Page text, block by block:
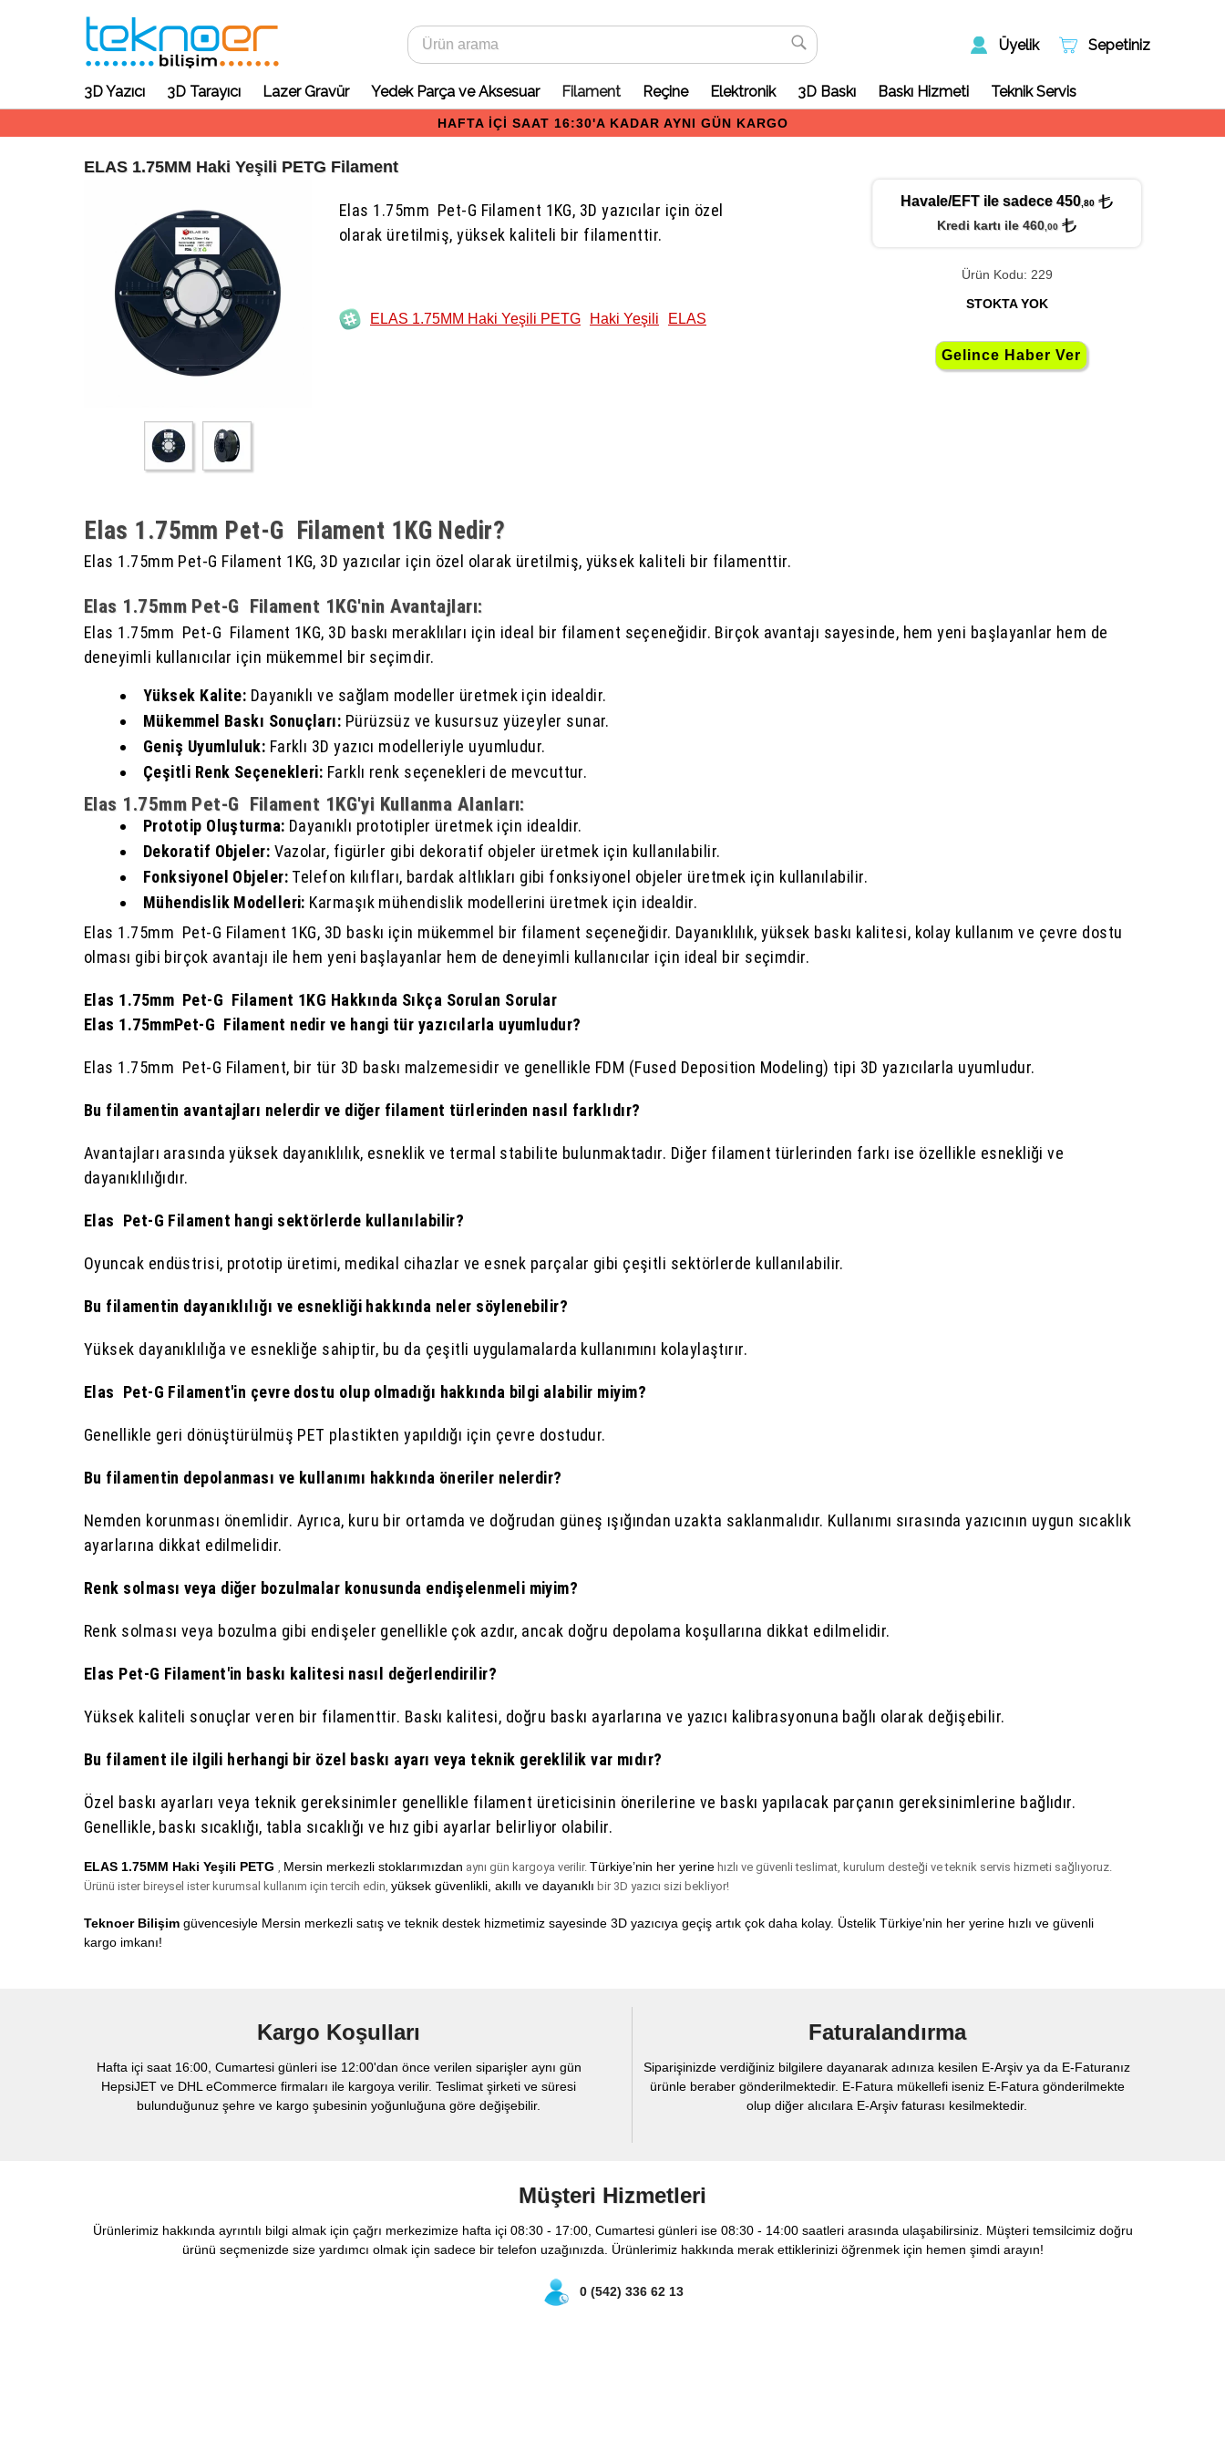
3D Yazıcı 3D Tarayıcı Lazer Gravür Yedek Parça ve Aksesuar Filament Reçine Elektronik 3D Baskı Baskı Hizmeti Teknik Servis
Üyelik Sepetiniz
HAFTA
16:30'A
KARGO
ELAS 1.75MM Haki Yeşili PETG Filament
Elas 1.75mm Pet-G Filament 1KG, 3D yazıcılar için özel
olarak üretilmiş, yüksek kaliteli bir filamenttir.
ELAS 1.75MM Haki Yeşili PETG Haki Yeşili ELAS
Havale/EFT ile sadece 450 ,80
Kredi kartı ile 460 ,00
Ürün Kodu: 229
STOKTA YOK
Elas 1.75mm Pet-G Filament 1KG Nedir?
Elas 1.75mm Pet-G Filament 1KG, 3D yazıcılar için özel olarak üretilmiş, yüksek kaliteli bir filamenttir.
Elas 1.75mm Pet-G Filament 1KG'nin Avantajları:
Elas 1.75mm Pet-G Filament 1KG, 3D baskı meraklıları için ideal bir filament seçeneğidir. Birçok avantajı sayesinde, hem yeni başlayanlar hem de
deneyimli kullanıcılar için mükemmel bir seçimdir.
Yüksek Kalite: Dayanıklı ve sağlam modeller üretmek için idealdir.
Mükemmel Baskı Sonuçları: Pürüzsüz ve kusursuz yüzeyler sunar.
Geniş Uyumluluk: Farklı 3D yazıcı modelleriyle uyumludur.
Çeşitli Renk Seçenekleri: Farklı renk seçenekleri de mevcuttur.
Elas 1.75mm Pet-G Filament 1KG'yi Kullanma Alanları:
Prototip Oluşturma: Dayanıklı prototipler üretmek için idealdir.
Dekoratif Objeler: Vazolar, figürler gibi dekoratif objeler üretmek için kullanılabilir.
Fonksiyonel Objeler: Telefon kılıfları, bardak altlıkları gibi fonksiyonel objeler üretmek için kullanılabilir.
Mühendislik Modelleri: Karmaşık mühendislik modellerini üretmek için idealdir.
Elas 1.75mm Pet-G Filament 1KG, 3D baskı için mükemmel bir filament seçeneğidir. Dayanıklılık, yüksek baskı kalitesi, kolay kullanım ve çevre dostu
olması gibi birçok avantajı ile hem yeni başlayanlar hem de deneyimli kullanıcılar için ideal bir seçimdir.
Elas 1.75mm Pet-G Filament 1KG Hakkında Sıkça Sorulan Sorular
Elas 1.75mmPet-G Filament nedir ve hangi tür yazıcılarla uyumludur?
Elas 1.75mm Pet-G Filament, bir tür 3D baskı malzemesidir ve genellikle FDM (Fused Deposition Modeling) tipi 3D yazıcılarla uyumludur.
Bu filamentin avantajları nelerdir ve diğer filament türlerinden nasıl farklıdır?
Avantajları arasında yüksek dayanıklılık, esneklik ve termal stabilite bulunmaktadır. Diğer filament türlerinden farkı ise özellikle esnekliği ve
dayanıklılığıdır.
Elas Pet-G Filament hangi sektörlerde kullanılabilir?
Oyuncak endüstrisi, prototip üretimi, medikal cihazlar ve esnek parçalar gibi çeşitli sektörlerde kullanılabilir.
Bu filamentin dayanıklılığı ve esnekliği hakkında neler söylenebilir?
Yüksek dayanıklılığa ve esnekliğe sahiptir, bu da çeşitli uygulamalarda kullanımını kolaylaştırır.
Elas Pet-G Filament'in çevre dostu olup olmadığı hakkında bilgi alabilir miyim?
Genellikle geri dönüştürülmüş PET plastikten yapıldığı için çevre dostudur.
Bu filamentin depolanması ve kullanımı hakkında öneriler nelerdir?
Nemden korunması önemlidir. Ayrıca, kuru bir ortamda ve doğrudan güneş ışığından uzakta saklanmalıdır. Kullanımı sırasında yazıcının uygun sıcaklık
ayarlarına dikkat edilmelidir.
Renk solması veya diğer bozulmalar konusunda endişelenmeli miyim?
Renk solması veya bozulma gibi endişeler genellikle çok azdır, ancak doğru depolama koşullarına dikkat edilmelidir.
Elas Pet-G Filament'in baskı kalitesi nasıl değerlendirilir?
Yüksek kaliteli sonuçlar veren bir filamenttir. Baskı kalitesi, doğru baskı ayarlarına ve yazıcı kalibrasyonuna bağlı olarak değişebilir.
Bu filament ile ilgili herhangi bir özel baskı ayarı veya teknik gereklilik var mıdır?
Özel baskı ayarları veya teknik gereksinimler genellikle filament üreticisinin önerilerine ve baskı yapılacak parçanın gereksinimlerine bağlıdır.
Genellikle, baskı sıcaklığı, tabla sıcaklığı ve hız gibi ayarlar belirliyor olabilir.
ELAS 1.75MM Haki Yeşili PETG , Mersin merkezli stoklarımızdan aynı gün kargoya verilir. Türkiye’nin her yerine hızlı ve güvenli teslimat, kurulum desteği ve teknik servis hizmeti sağlıyoruz.
Ürünü ister bireysel ister kurumsal kullanım için tercih edin, yüksek güvenlikli, akıllı ve dayanıklı bir 3D yazıcı sizi bekliyor!
Teknoer Bilişim güvencesiyle Mersin merkezli satış ve teknik destek hizmetimiz sayesinde 3D yazıcıya geçiş artık çok daha kolay. Üstelik Türkiye’nin her yerine hızlı ve güvenli
kargo imkanı!
Kargo Koşulları
Hafta içi saat 16:00, Cumartesi günleri ise 12:00'dan önce verilen siparişler aynı gün
HepsiJET ve DHL eCommerce firmaları ile kargoya verilir. Teslimat şirketi ve süresi
bulunduğunuz şehre ve kargo şubesinin yoğunluğuna göre değişebilir.
Faturalandırma
Siparişinizde verdiğiniz bilgilere dayanarak adınıza kesilen E-Arşiv ya da E-Faturanız
ürünle beraber gönderilmektedir. E-Fatura mükellefi iseniz E-Fatura gönderilmekte
olup diğer alıcılara E-Arşiv faturası kesilmektedir.
Müşteri Hizmetleri
Ürünlerimiz hakkında ayrıntılı bilgi almak için çağrı merkezimize hafta içi 08:30 - 17:00, Cumartesi günleri ise 08:30 - 14:00 saatleri arasında ulaşabilirsiniz. Müşteri temsilcimiz doğru
ürünü seçmenizde size yardımcı olmak için sadece bir telefon uzağınızda. Ürünlerimiz hakkında merak ettiklerinizi öğrenmek için hemen şimdi arayın!
0 (542) 336 62 13